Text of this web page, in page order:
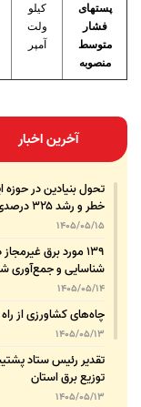
پستهای
فشار
متوسط
منصوبه
کیلو
ولت
آمپر
آخرین اخبار
خطر و رشد ۳۲۵ درصدی تجهیزات پشتیبان
1405/05/15
۱۳۹ مورد برق
شناسایی و جمع‌آوری
1405/05/14
چاه‌های کشاورزی از
1405/05/13
تقدیر رئیس ستاد
توزیع برق استان
1405/05/13